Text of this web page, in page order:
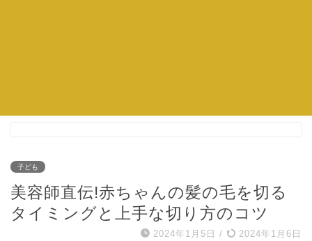
子ども
美容師直伝!赤ちゃんの髪の毛を切る
タイミングと上手な切り方のコツ
2024年1月5日 / 2024年1月6日